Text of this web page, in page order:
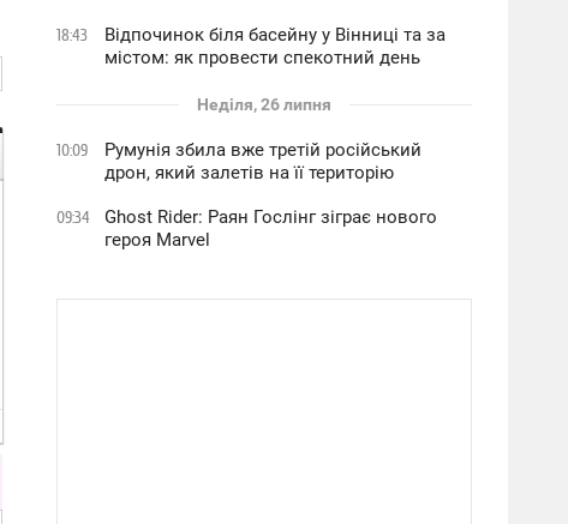
18:43
Відпочинок біля басейну у Вінниці та за
містом: як провести спекотний день
Неділя, 26 липня
10:09
Румунія збила вже третій російський
дрон, який залетів на її територію
09:34
Ghost Rider: Раян Гослінг зіграє нового
героя Marvel